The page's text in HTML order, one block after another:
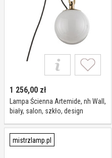
1 256,00 zł
Lampa Ścienna Artemide, nh Wall,
biały, salon, szkło, design
mistrzlamp.pl